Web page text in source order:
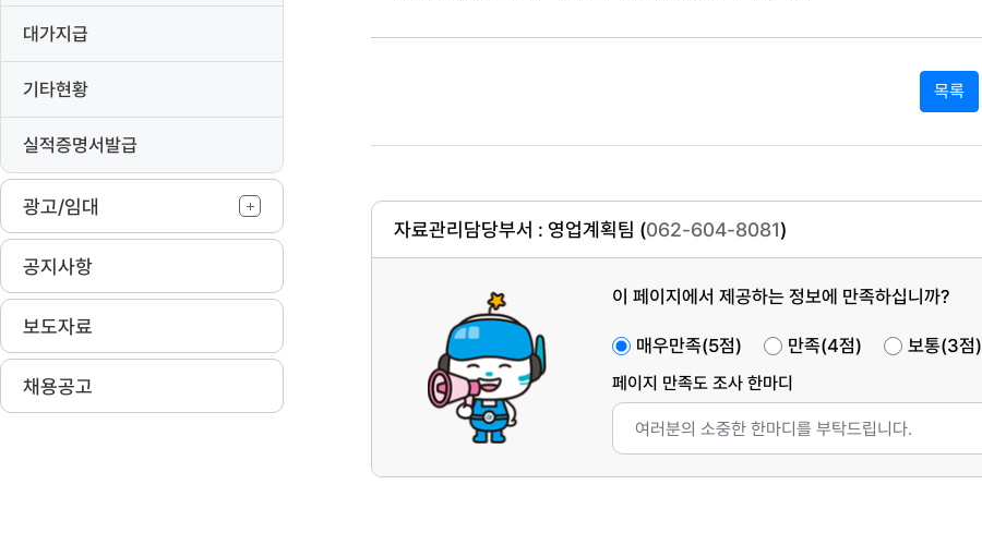
대가지급
기타현황
실적증명서발급
광고/임대
공지사항
보도자료
채용공고
목록
자료관리담당부서 : 영업계획팀 (062-604-8081)
이 페이지에서 제공하는 정보에 만족하십니까?
매우만족(5점) 만족(4점) 보통(3점)
페이지 만족도 조사 한마디